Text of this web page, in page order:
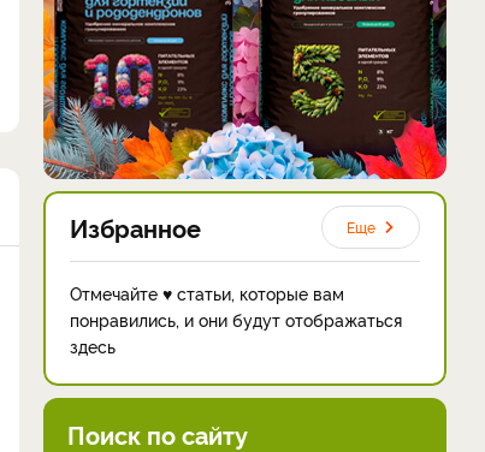
Избранное Еще
Отмечайте ♥ статьи, которые вам
понравились, и они будут отображаться
здесь
Поиск по сайту